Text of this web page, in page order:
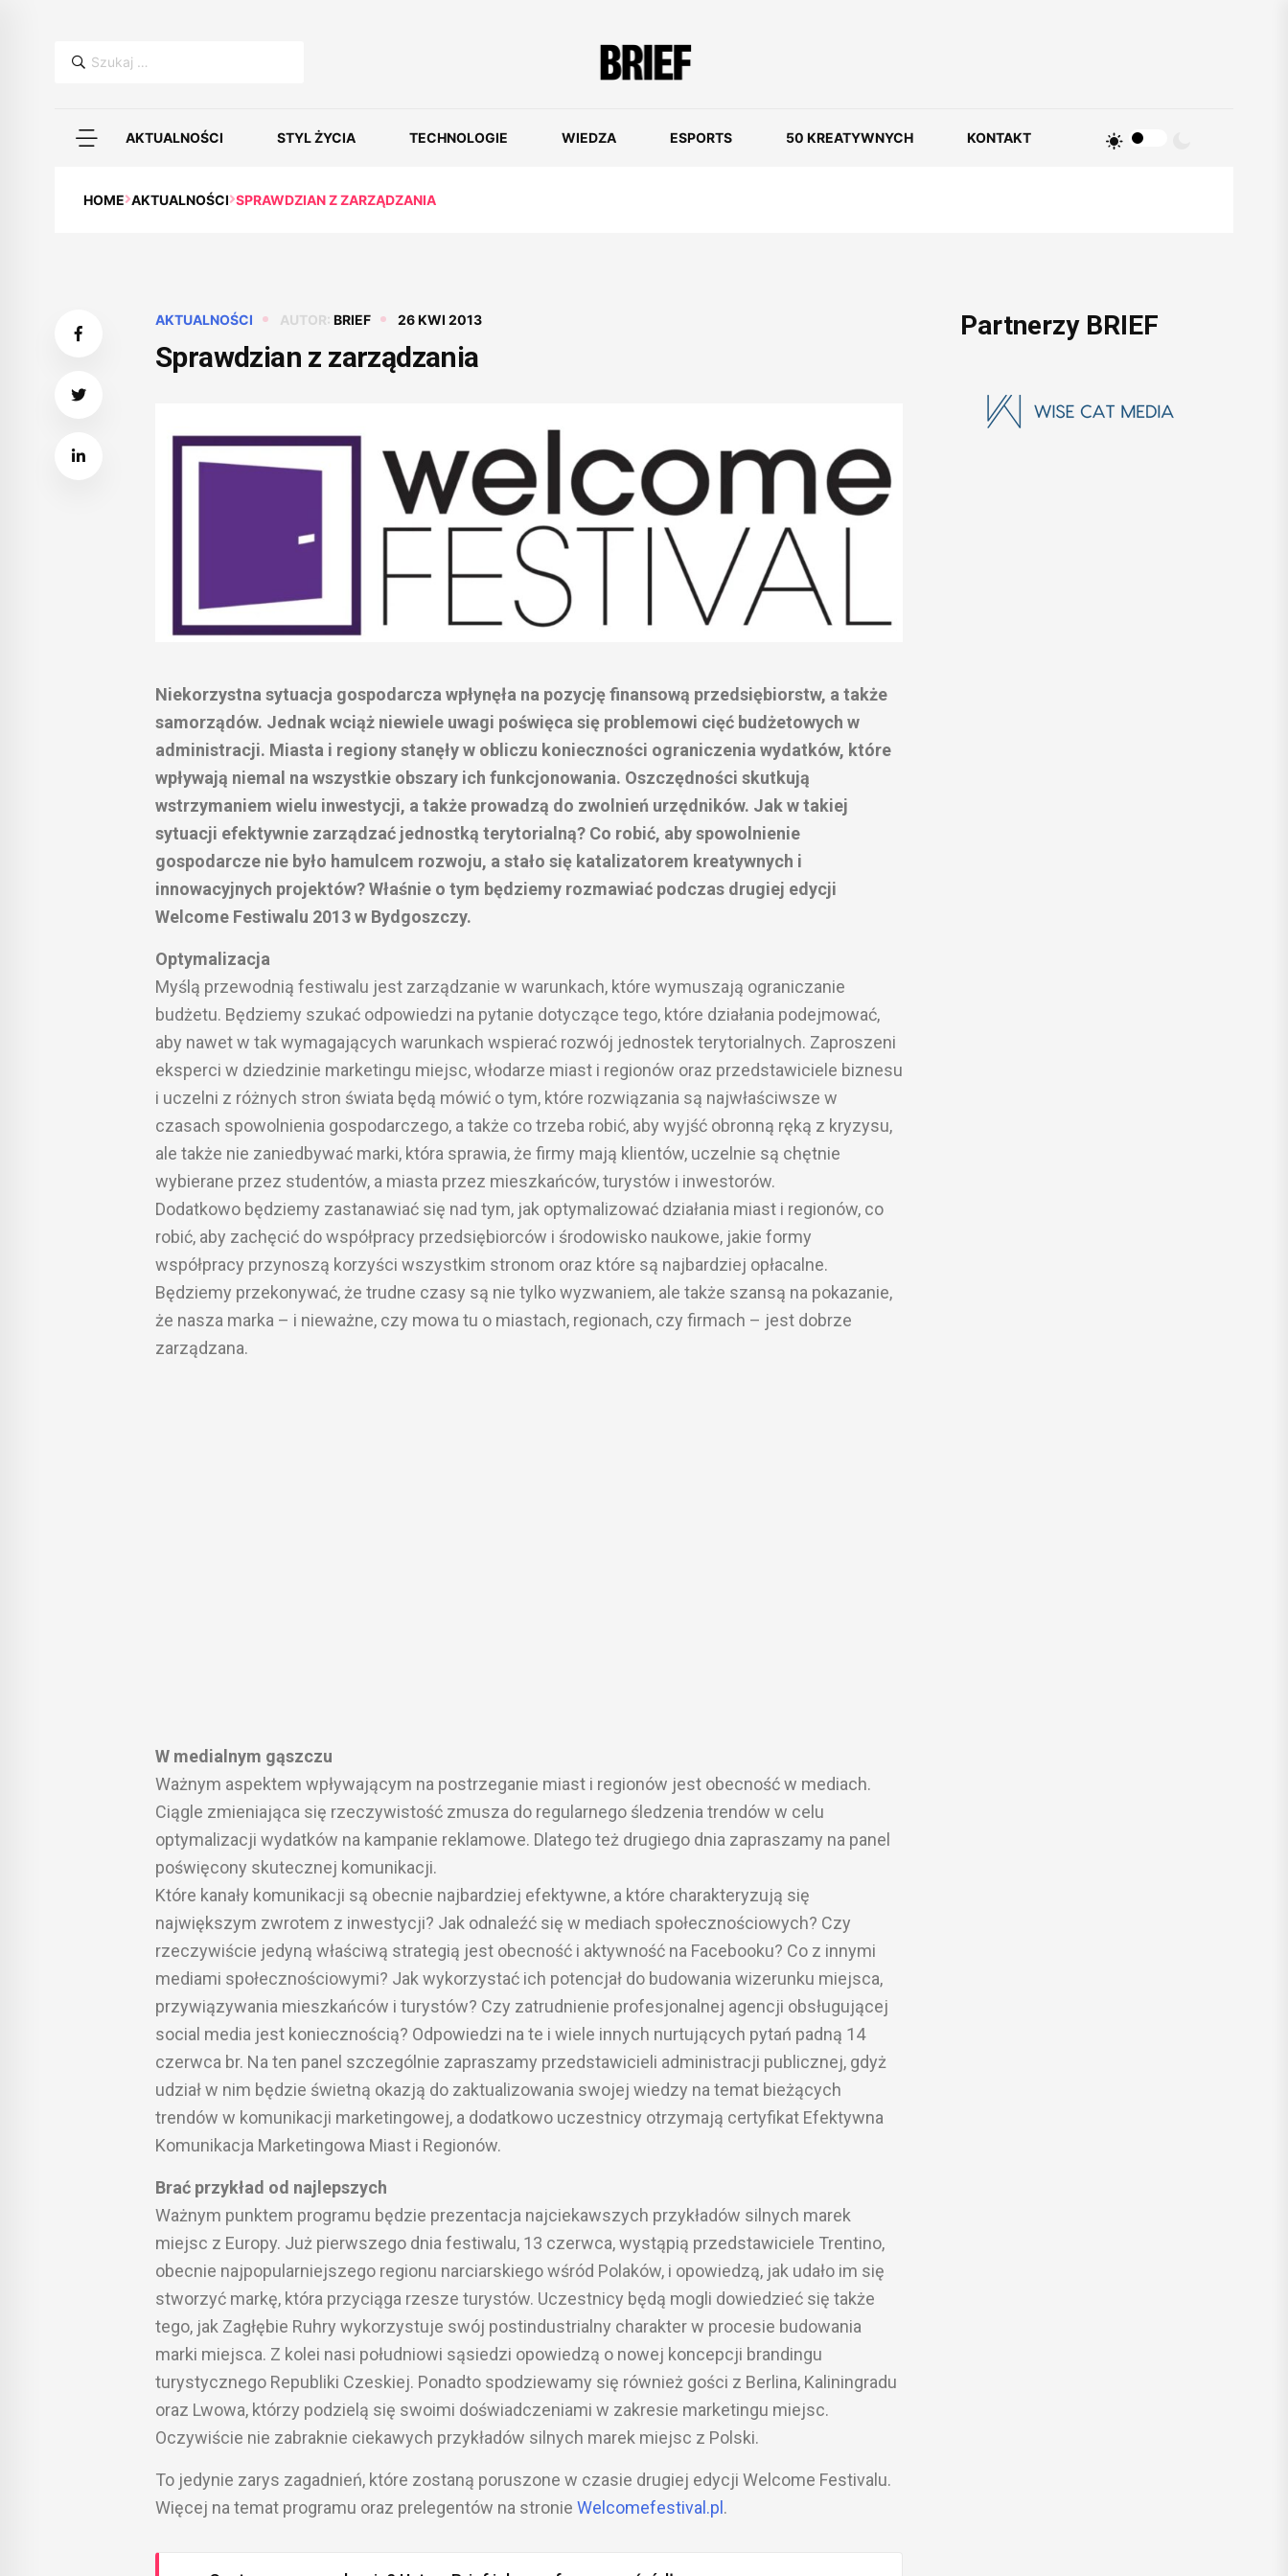
Szukaj:
AKTUALNOŚCI STYL ŻYCIA TECHNOLOGIE WIEDZA ESPORTS 50 KREATYWNYCH KONTAKT
HOME AKTUALNOŚCI SPRAWDZIAN Z ZARZĄDZANIA
AKTUALNOŚCI AUTOR: BRIEF 26 KWI 2013
Sprawdzian z zarządzania
Niekorzystna sytuacja gospodarcza wpłynęła na pozycję finansową przedsiębiorstw, a także
samorządów. Jednak wciąż niewiele uwagi poświęca się problemowi cięć budżetowych w
administracji. Miasta i regiony stanęły w obliczu konieczności ograniczenia wydatków, które
wpływają niemal na wszystkie obszary ich funkcjonowania. Oszczędności skutkują
wstrzymaniem wielu inwestycji, a także prowadzą do zwolnień urzędników. Jak w takiej
sytuacji efektywnie zarządzać jednostką terytorialną? Co robić, aby spowolnienie
gospodarcze nie było hamulcem rozwoju, a stało się katalizatorem kreatywnych i
innowacyjnych projektów? Właśnie o tym będziemy rozmawiać podczas drugiej edycji
Welcome Festiwalu 2013 w Bydgoszczy.
Optymalizacja
Myślą przewodnią festiwalu jest zarządzanie w warunkach, które wymuszają ograniczanie
budżetu. Będziemy szukać odpowiedzi na pytanie dotyczące tego, które działania podejmować,
aby nawet w tak wymagających warunkach wspierać rozwój jednostek terytorialnych. Zaproszeni
eksperci w dziedzinie marketingu miejsc, włodarze miast i regionów oraz przedstawiciele biznesu
i uczelni z różnych stron świata będą mówić o tym, które rozwiązania są najwłaściwsze w
czasach spowolnienia gospodarczego, a także co trzeba robić, aby wyjść obronną ręką z kryzysu,
ale także nie zaniedbywać marki, która sprawia, że firmy mają klientów, uczelnie są chętnie
wybierane przez studentów, a miasta przez mieszkańców, turystów i inwestorów.
Dodatkowo będziemy zastanawiać się nad tym, jak optymalizować działania miast i regionów, co
robić, aby zachęcić do współpracy przedsiębiorców i środowisko naukowe, jakie formy
współpracy przynoszą korzyści wszystkim stronom oraz które są najbardziej opłacalne.
Będziemy przekonywać, że trudne czasy są nie tylko wyzwaniem, ale także szansą na pokazanie,
że nasza marka – i nieważne, czy mowa tu o miastach, regionach, czy firmach – jest dobrze
zarządzana.
W medialnym gąszczu
Ważnym aspektem wpływającym na postrzeganie miast i regionów jest obecność w mediach.
Ciągle zmieniająca się rzeczywistość zmusza do regularnego śledzenia trendów w celu
optymalizacji wydatków na kampanie reklamowe. Dlatego też drugiego dnia zapraszamy na panel
poświęcony skutecznej komunikacji.
Które kanały komunikacji są obecnie najbardziej efektywne, a które charakteryzują się
największym zwrotem z inwestycji? Jak odnaleźć się w mediach społecznościowych? Czy
rzeczywiście jedyną właściwą strategią jest obecność i aktywność na Facebooku? Co z innymi
mediami społecznościowymi? Jak wykorzystać ich potencjał do budowania wizerunku miejsca,
przywiązywania mieszkańców i turystów? Czy zatrudnienie profesjonalnej agencji obsługującej
social media jest koniecznością? Odpowiedzi na te i wiele innych nurtujących pytań padną 14
czerwca br. Na ten panel szczególnie zapraszamy przedstawicieli administracji publicznej, gdyż
udział w nim będzie świetną okazją do zaktualizowania swojej wiedzy na temat bieżących
trendów w komunikacji marketingowej, a dodatkowo uczestnicy otrzymają certyfikat Efektywna
Komunikacja Marketingowa Miast i Regionów.
Brać przykład od najlepszych
Ważnym punktem programu będzie prezentacja najciekawszych przykładów silnych marek
miejsc z Europy. Już pierwszego dnia festiwalu, 13 czerwca, wystąpią przedstawiciele Trentino,
obecnie najpopularniejszego regionu narciarskiego wśród Polaków, i opowiedzą, jak udało im się
stworzyć markę, która przyciąga rzesze turystów. Uczestnicy będą mogli dowiedzieć się także
tego, jak Zagłębie Ruhry wykorzystuje swój postindustrialny charakter w procesie budowania
marki miejsca. Z kolei nasi południowi sąsiedzi opowiedzą o nowej koncepcji brandingu
turystycznego Republiki Czeskiej. Ponadto spodziewamy się również gości z Berlina, Kaliningradu
oraz Lwowa, którzy podzielą się swoimi doświadczeniami w zakresie marketingu miejsc.
Oczywiście nie zabraknie ciekawych przykładów silnych marek miejsc z Polski.
To jedynie zarys zagadnień, które zostaną poruszone w czasie drugiej edycji Welcome Festivalu.
Więcej na temat programu oraz prelegentów na stronie Welcomefestival.pl .
Partnerzy BRIEF